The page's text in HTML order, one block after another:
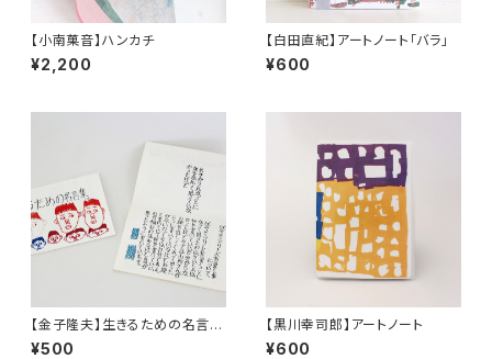
【小南菓音】ハンカチ
¥2,200
【白田直紀】アートノート「バラ」
¥600
【金子隆夫】生きるための名言
集。
¥500
【黒川幸司郎】アートノート
¥600